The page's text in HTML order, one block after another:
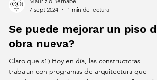
Maurizio Bernabei
Se puede mejorar un piso de